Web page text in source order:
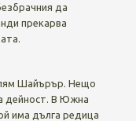
да
прекарва
Шайърър. Нещо
дейност. В Южна
има дълга редица